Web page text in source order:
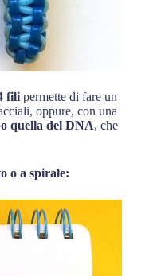
fili permette di fare un
oppure, con una
quella del DNA, che
o a spirale: